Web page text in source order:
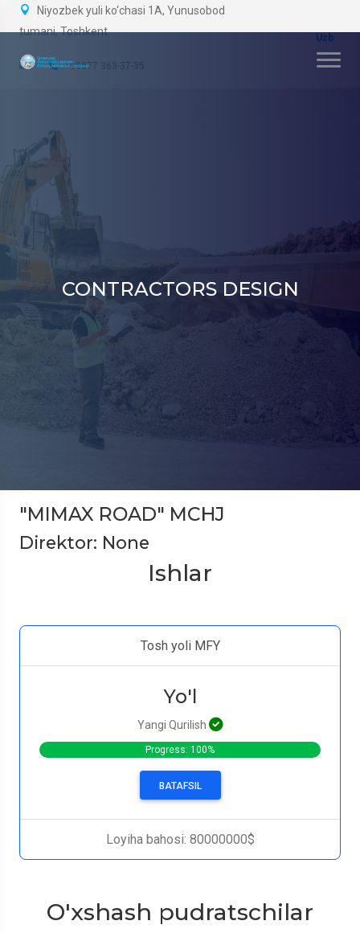
Niyozbek yuli ko‘chasi 1A, Yunusobod
tumani, Toshkent
+99877 363-37-35
CONTRACTORS DESIGN
"MIMAX ROAD" MCHJ
Direktor: None
Ishlar
Tosh yoli MFY
Yo'l
Yangi Qurilish
Progress: 100%
BATAFSIL
Loyiha bahosi: 80000000$
O'xshash pudratschilar